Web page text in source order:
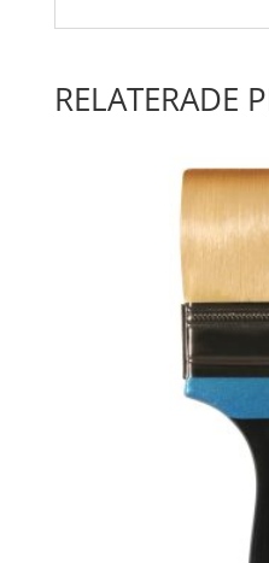
RELATERADE